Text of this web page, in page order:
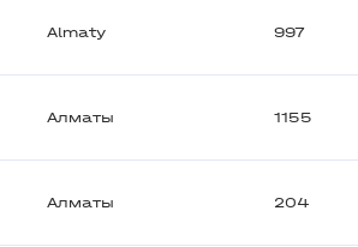
Almaty 997
Алматы 1155
Алматы 204